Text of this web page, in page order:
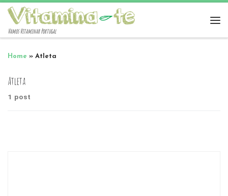
Vamos Vitaminar Portugal
Home » Atleta
Atleta
1 post